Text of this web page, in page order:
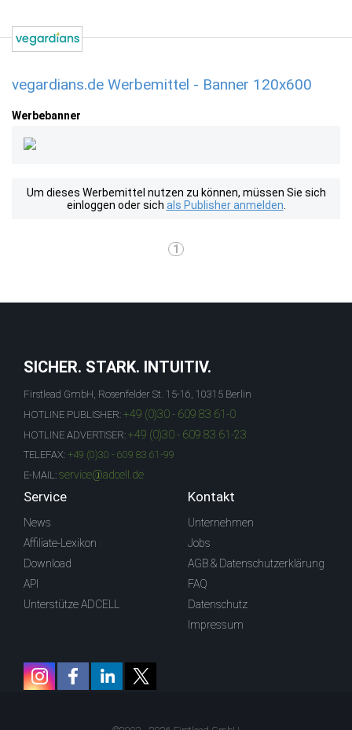
vegardians.de Werbemittel - Banner 120x600
Werbebanner
Um dieses Werbemittel nutzen zu können, müssen Sie sich
einloggen oder sich als Publisher anmelden
1
SICHER. STARK. INTUITIV.
Firstlead GmbH, Rosenfelder St. 15-16, 10315 Berlin
HOTLINE PUBLISHER: +49 (0)30 - 609 83 61-0
HOTLINE ADVERTISER: +49 (0)30 - 609 83 61-23
TELEFAX: +49 (0)30 - 609 83 61-99
E-MAIL: service@adcell.de
Service
News
Affiliate-Lexikon
Download
API
Unterstütze ADCELL
Kontakt
Unternehmen
Jobs
AGB & Datenschutzerklärung
FAQ
Datenschutz
Impressum